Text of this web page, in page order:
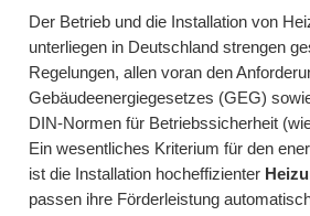
Der Betrieb und die Installation von
unterliegen in Deutschland strengen
Regelungen, allen voran den
Gebäudeenergiegesetzes (GEG)
DIN-Normen für Betriebssicherheit
Ein wesentliches Kriterium für den
ist die Installation hocheffizienter
passen ihre Förderleistung